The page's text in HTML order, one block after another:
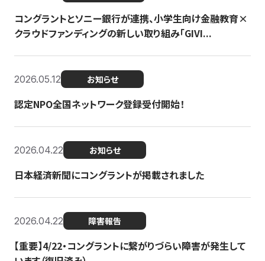
コングラントとソニー銀行が連携、小学生向け金融教育×
クラウドファンディングの新しい取り組み「GIVI...
2026.05.12 お知らせ
認定NPO全国ネットワーク登録受付開始！
2026.04.22 お知らせ
日本経済新聞にコングラントが掲載されました
2026.04.22 障害報告
【重要】4/22・コングラントに繋がりづらい障害が発生して